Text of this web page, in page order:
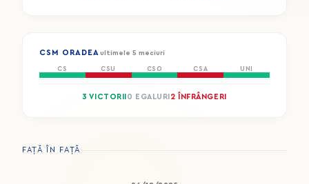
CSM ORADEA ultimele 5 meciuri
CS CSU CSO CSA UNI
3 VICTORII 0 EGALURI 2 ÎNFRÂNGERI
FAȚĂ ÎN FAȚĂ